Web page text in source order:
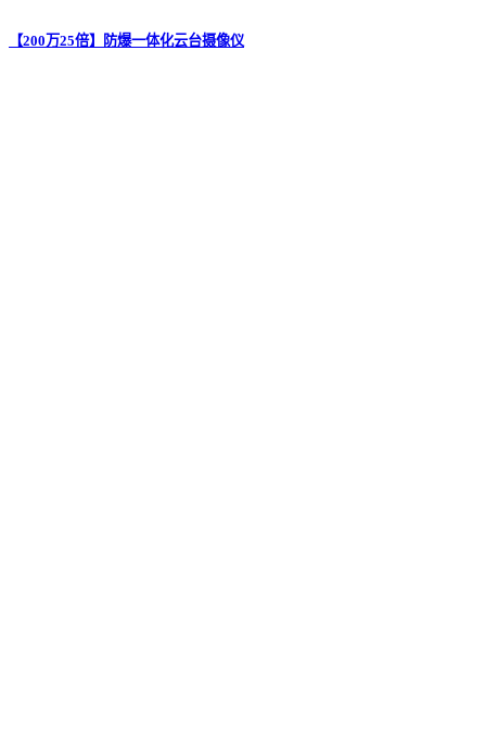
【200万25倍】防爆一体化云台摄像仪